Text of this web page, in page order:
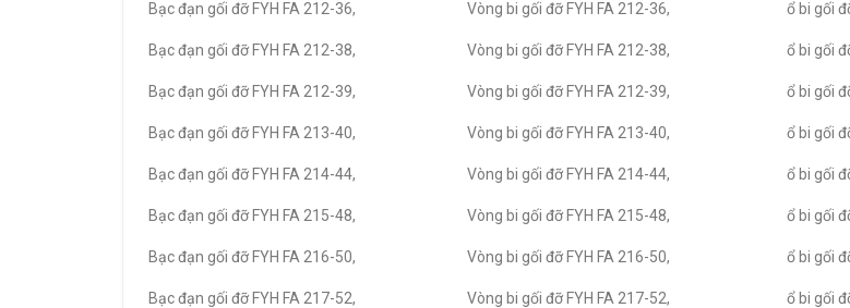
Bạc đạn gối đỡ FYH FA 212-36, Vòng bi gối đỡ FYH FA 212-36, ổ bi gối
Bạc đạn gối đỡ FYH FA 212-38, Vòng bi gối đỡ FYH FA 212-38, ổ bi gối
Bạc đạn gối đỡ FYH FA 212-39, Vòng bi gối đỡ FYH FA 212-39, ổ bi gối
Bạc đạn gối đỡ FYH FA 213-40, Vòng bi gối đỡ FYH FA 213-40, ổ bi gối
Bạc đạn gối đỡ FYH FA 214-44, Vòng bi gối đỡ FYH FA 214-44, ổ bi gối
Bạc đạn gối đỡ FYH FA 215-48, Vòng bi gối đỡ FYH FA 215-48, ổ bi gối
Bạc đạn gối đỡ FYH FA 216-50, Vòng bi gối đỡ FYH FA 216-50, ổ bi gối
Bạc đạn gối đỡ FYH FA 217-52, Vòng bi gối đỡ FYH FA 217-52, ổ bi gối